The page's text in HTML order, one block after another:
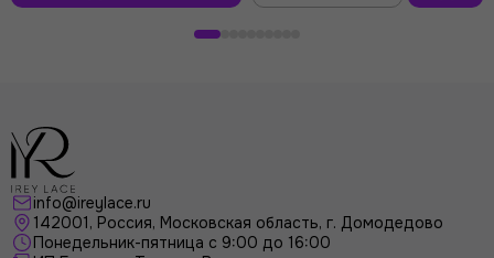
info@ireylace.ru
142001, Россия, Московская область, г. Домодедово
Понедельник-пятница с 9:00 до 16:00